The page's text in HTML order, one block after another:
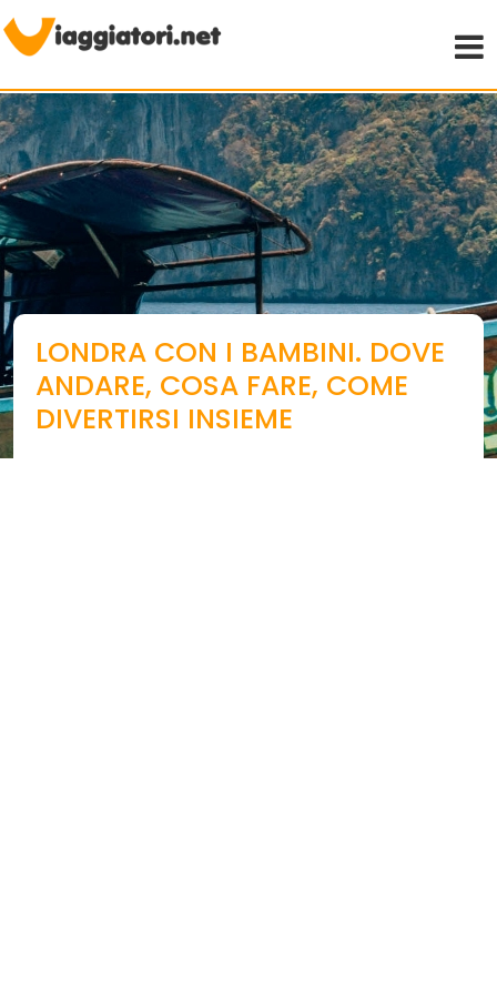
LONDRA CON I BAMBINI. DOVE
ANDARE, COSA FARE, COME
DIVERTIRSI INSIEME